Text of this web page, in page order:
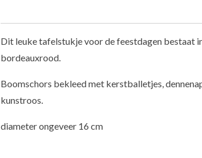
Dit leuke tafelstukje voor de feestdagen bestaat
bordeauxrood.
Boomschors bekleed met kerstballetjes,
kunstroos.
diameter ongeveer 16 cm